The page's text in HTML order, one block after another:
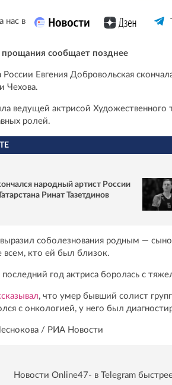
нас в
сообщает позднее
России Евгения Добровольская
Чехова.
ведущей актрисой Художественного
ролей.
народный артист России
Ринат Тазетдинов
соболезнования родным —
всем, кто ей был близок.
год актриса боролась с
, что умер бывший солист
с онкологией, у него был
/ РИА Новости
Новости Online47- в Telegram